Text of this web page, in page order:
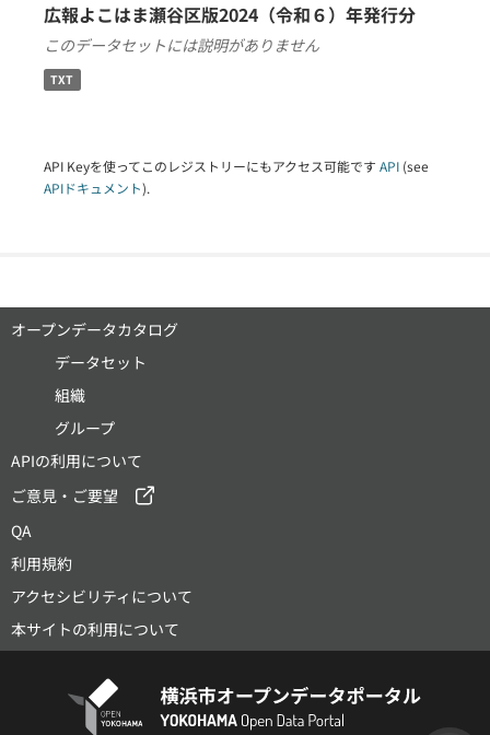
広報よこはま瀬谷区版2024（令和６）年発行分
このデータセットには説明がありません
TXT
API Keyを使ってこのレジストリーにもアクセス可能です API (see
APIドキュメント).
オープンデータカタログ
データセット
組織
グループ
APIの利用について
ご意見・ご要望
QA
利用規約
アクセシビリティについて
本サイトの利用について